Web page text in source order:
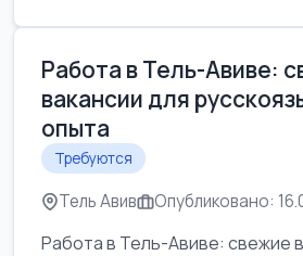
Работа в Тель-Авиве:
вакансии для
опыта
Требуются
Тель Авив Опубликовано:
Работа в Тель-Авиве: свежие